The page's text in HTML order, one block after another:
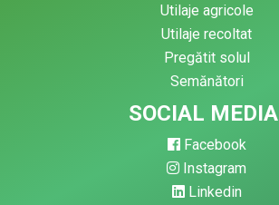
Utilaje agricole
Utilaje recoltat
Pregătit solul
Semănători
SOCIAL MEDIA
Facebook
Instagram
Linkedin